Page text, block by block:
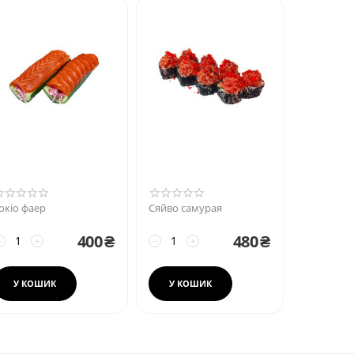
фаер
+ 400₴
У КОШИК
Сяйво самурая
+
− 480₴
У КОШИК